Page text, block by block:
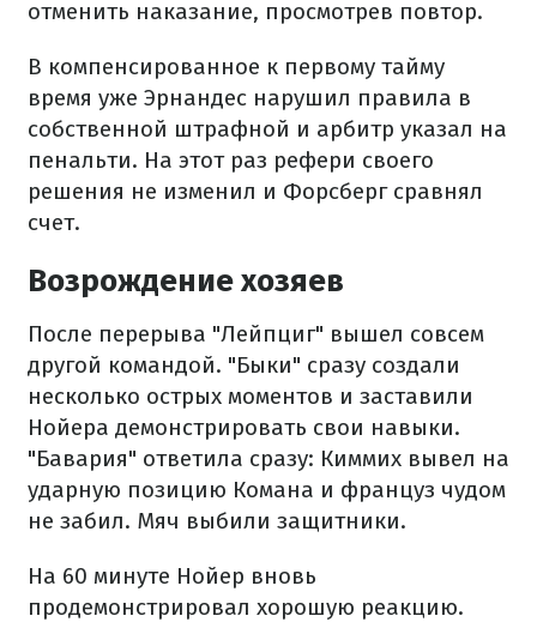
отменить наказание, просмотрев повтор.
В компенсированное к первому тайму
время уже Эрнандес нарушил правила в
собственной штрафной и арбитр указал на
пенальти. На этот раз рефери своего
решения не изменил и Форсберг сравнял
счет.
Возрождение хозяев
После перерыва "Лейпциг" вышел совсем
другой командой. "Быки" сразу создали
несколько острых моментов и заставили
Нойера демонстрировать свои навыки.
"Бавария" ответила сразу: Киммих вывел на
ударную позицию Комана и француз чудом
не забил. Мяч выбили защитники.
На 60 минуте Нойер вновь
продемонстрировал хорошую реакцию.